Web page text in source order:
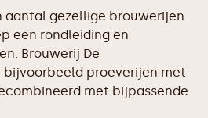
aantal gezellige brouwerijen
een rondleiding en
Brouwerij De
proeverijen met
met bijpassende